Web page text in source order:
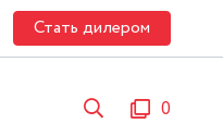
Стать дилером
0